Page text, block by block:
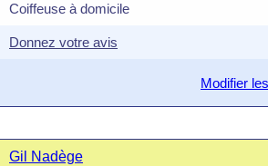
Coiffeuse à domicile
Donnez votre avis
Modifier
Gil Nadège